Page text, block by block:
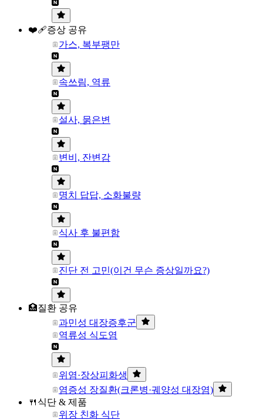
❤️‍🩹증상 공유
가스, 복부팽만
속쓰림, 역류
설사, 묽은변
변비, 잔변감
명치 답답, 소화불량
식사 후 불편함
진단 전 고민(이건 무슨 증상일까요?)
🏥질환 공유
과민성 대장증후군
역류성 식도염
위염·장상피화생
염증성 장질환(크론병·궤양성 대장염)
🍴식단 & 제품
위장 친화 식단